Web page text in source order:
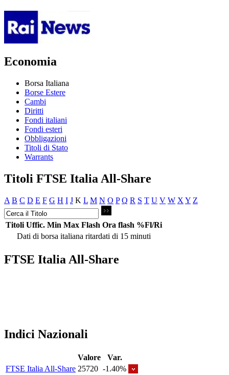
Economia
Borsa Italiana
Borse Estere
Cambi
Diritti
Fondi italiani
Fondi esteri
Obbligazioni
Titoli di Stato
Warrants
Titoli FTSE Italia All-Share
A B C D E F G H I J K L M N O P Q R S T U V W X Y Z
Titoli Uffic. Min Max Flash Ora flash %Fl/Ri
Dati di borsa italiana ritardati di 15 minuti
FTSE Italia All-Share
Indici Nazionali
Valore
Var.
FTSE Italia All-Share 25720 -1.40%